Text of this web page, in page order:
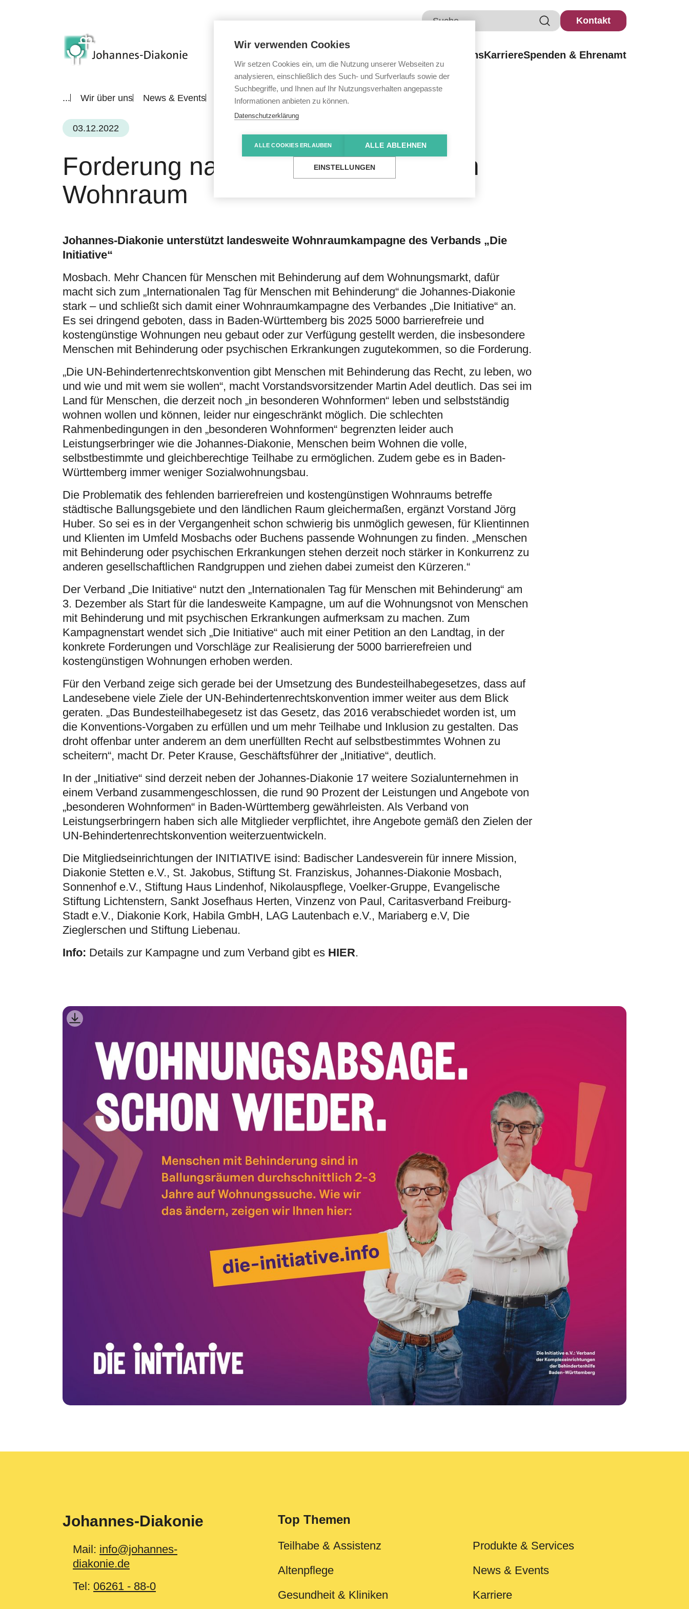
Kontakt
Wir über unsKarriereSpenden & Ehrenamt
... Wir über uns News & Events Alle News Forderung nach mehr barrierefreiem Wohnraum
03.12.2022
Forderung nach mehr barrierefreiem
Wohnraum
Johannes-Diakonie unterstützt landesweite Wohnraumkampagne des Verbands „Die
Initiative“
Mosbach. Mehr Chancen für Menschen mit Behinderung auf dem Wohnungsmarkt, dafür
macht sich zum „Internationalen Tag für Menschen mit Behinderung“ die Johannes-Diakonie
stark – und schließt sich damit einer Wohnraumkampagne des Verbandes „Die Initiative“ an.
Es sei dringend geboten, dass in Baden-Württemberg bis 2025 5000 barrierefreie und
kostengünstige Wohnungen neu gebaut oder zur Verfügung gestellt werden, die insbesondere
Menschen mit Behinderung oder psychischen Erkrankungen zugutekommen, so die Forderung.
„Die UN-Behindertenrechtskonvention gibt Menschen mit Behinderung das Recht, zu leben, wo
und wie und mit wem sie wollen“, macht Vorstandsvorsitzender Martin Adel deutlich. Das sei im
Land für Menschen, die derzeit noch „in besonderen Wohnformen“ leben und selbstständig
wohnen wollen und können, leider nur eingeschränkt möglich. Die schlechten
Rahmenbedingungen in den „besonderen Wohnformen“ begrenzten leider auch
Leistungserbringer wie die Johannes-Diakonie, Menschen beim Wohnen die volle,
selbstbestimmte und gleichberechtige Teilhabe zu ermöglichen. Zudem gebe es in Baden-
Württemberg immer weniger Sozialwohnungsbau.
Die Problematik des fehlenden barrierefreien und kostengünstigen Wohnraums betreffe
städtische Ballungsgebiete und den ländlichen Raum gleichermaßen, ergänzt Vorstand Jörg
Huber. So sei es in der Vergangenheit schon schwierig bis unmöglich gewesen, für Klientinnen
und Klienten im Umfeld Mosbachs oder Buchens passende Wohnungen zu finden. „Menschen
mit Behinderung oder psychischen Erkrankungen stehen derzeit noch stärker in Konkurrenz zu
anderen gesellschaftlichen Randgruppen und ziehen dabei zumeist den Kürzeren.“
Der Verband „Die Initiative“ nutzt den „Internationalen Tag für Menschen mit Behinderung“ am
3. Dezember als Start für die landesweite Kampagne, um auf die Wohnungsnot von Menschen
mit Behinderung und mit psychischen Erkrankungen aufmerksam zu machen. Zum
Kampagnenstart wendet sich „Die Initiative“ auch mit einer Petition an den Landtag, in der
konkrete Forderungen und Vorschläge zur Realisierung der 5000 barrierefreien und
kostengünstigen Wohnungen erhoben werden.
Für den Verband zeige sich gerade bei der Umsetzung des Bundesteilhabegesetzes, dass auf
Landesebene viele Ziele der UN-Behindertenrechtskonvention immer weiter aus dem Blick
geraten. „Das Bundesteilhabegesetz ist das Gesetz, das 2016 verabschiedet worden ist, um
die Konventions-Vorgaben zu erfüllen und um mehr Teilhabe und Inklusion zu gestalten. Das
droht offenbar unter anderem an dem unerfüllten Recht auf selbstbestimmtes Wohnen zu
scheitern“, macht Dr. Peter Krause, Geschäftsführer der „Initiative“, deutlich.
In der „Initiative“ sind derzeit neben der Johannes-Diakonie 17 weitere Sozialunternehmen in
einem Verband zusammengeschlossen, die rund 90 Prozent der Leistungen und Angebote von
„besonderen Wohnformen“ in Baden-Württemberg gewährleisten. Als Verband von
Leistungserbringern haben sich alle Mitglieder verpflichtet, ihre Angebote gemäß den Zielen der
UN-Behindertenrechtskonvention weiterzuentwickeln.
Die Mitgliedseinrichtungen der INITIATIVE isind: Badischer Landesverein für innere Mission,
Diakonie Stetten e.V., St. Jakobus, Stiftung St. Franziskus, Johannes-Diakonie Mosbach,
Sonnenhof e.V., Stiftung Haus Lindenhof, Nikolauspflege, Voelker-Gruppe, Evangelische
Stiftung Lichtenstern, Sankt Josefhaus Herten, Vinzenz von Paul, Caritasverband Freiburg-
Stadt e.V., Diakonie Kork, Habila GmbH, LAG Lautenbach e.V., Mariaberg e.V, Die
Zieglerschen und Stiftung Liebenau.
Info: Details zur Kampagne und zum Verband gibt es HIER.
Johannes-Diakonie
Mail: info@johannes-
diakonie.de
Tel: 06261 - 88-0
Top Themen
Teilhabe & Assistenz
Altenpflege
Gesundheit & Kliniken
Produkte & Services
News & Events
Karriere
Wir verwenden Cookies
Wir setzen Cookies ein, um die Nutzung unserer Webseiten zu
analysieren, einschließlich des Such- und Surfverlaufs sowie der
Suchbegriffe, und Ihnen auf Ihr Nutzungsverhalten angepasste
Informationen anbieten zu können.
Datenschutzerklärung
ALLE COOKIES ERLAUBEN ALLE ABLEHNEN
EINSTELLUNGEN